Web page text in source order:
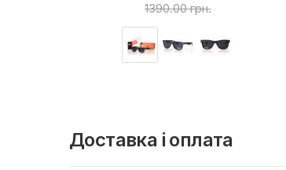
1390.00 грн.
Доставка і оплата